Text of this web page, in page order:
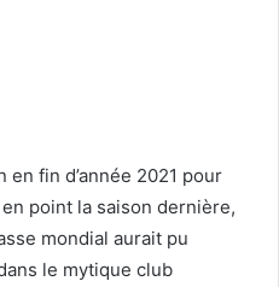
fin d’année 2021 pour
point la saison dernière,
mondial aurait pu
le mytique club